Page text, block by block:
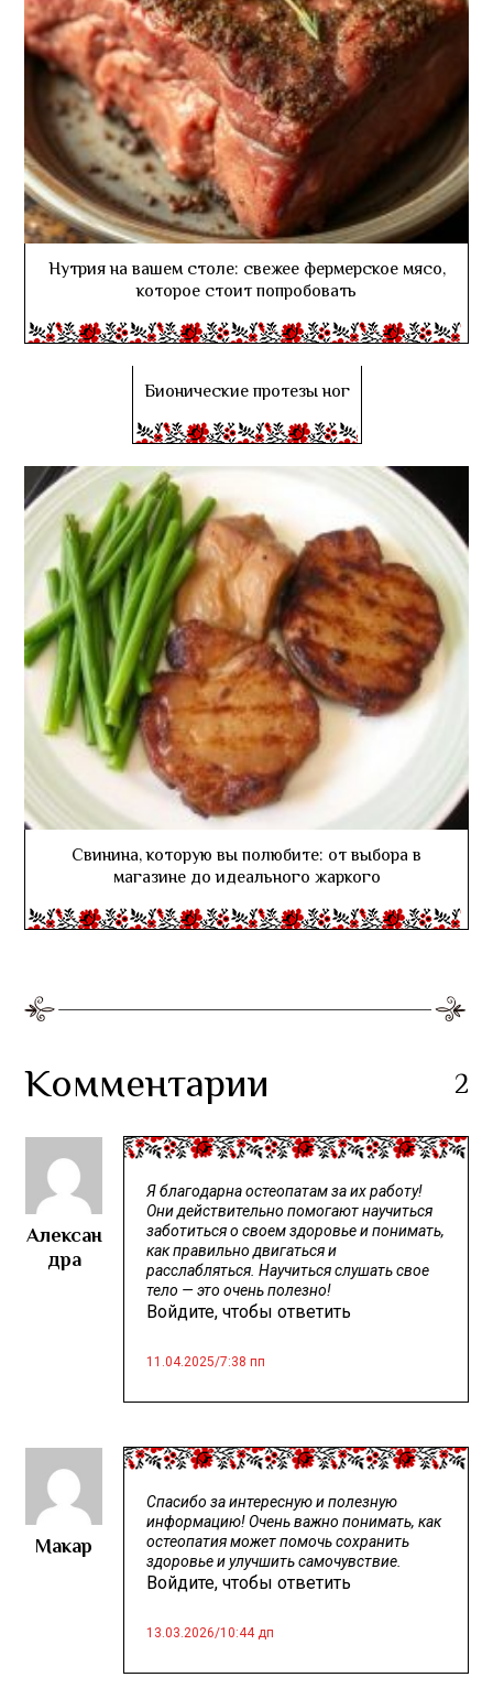
Нутрия на вашем столе: свежее фермерское мясо,
которое стоит попробовать
Бионические протезы ног
Свинина, которую вы полюбите: от выбора в
магазине до идеального жаркого
Комментарии 2
Алексан
дра
Я благодарна остеопатам за их работу!
Они действительно помогают научиться
заботиться о своем здоровье и понимать,
как правильно двигаться и
расслабляться. Научиться слушать свое
тело — это очень полезно!
11.04.2025/7:38 пп
Войдите, чтобы ответить
Макар
Спасибо за интересную и полезную
информацию! Очень важно понимать, как
остеопатия может помочь сохранить
здоровье и улучшить самочувствие.
13.03.2026/10:44 дп
Войдите, чтобы ответить